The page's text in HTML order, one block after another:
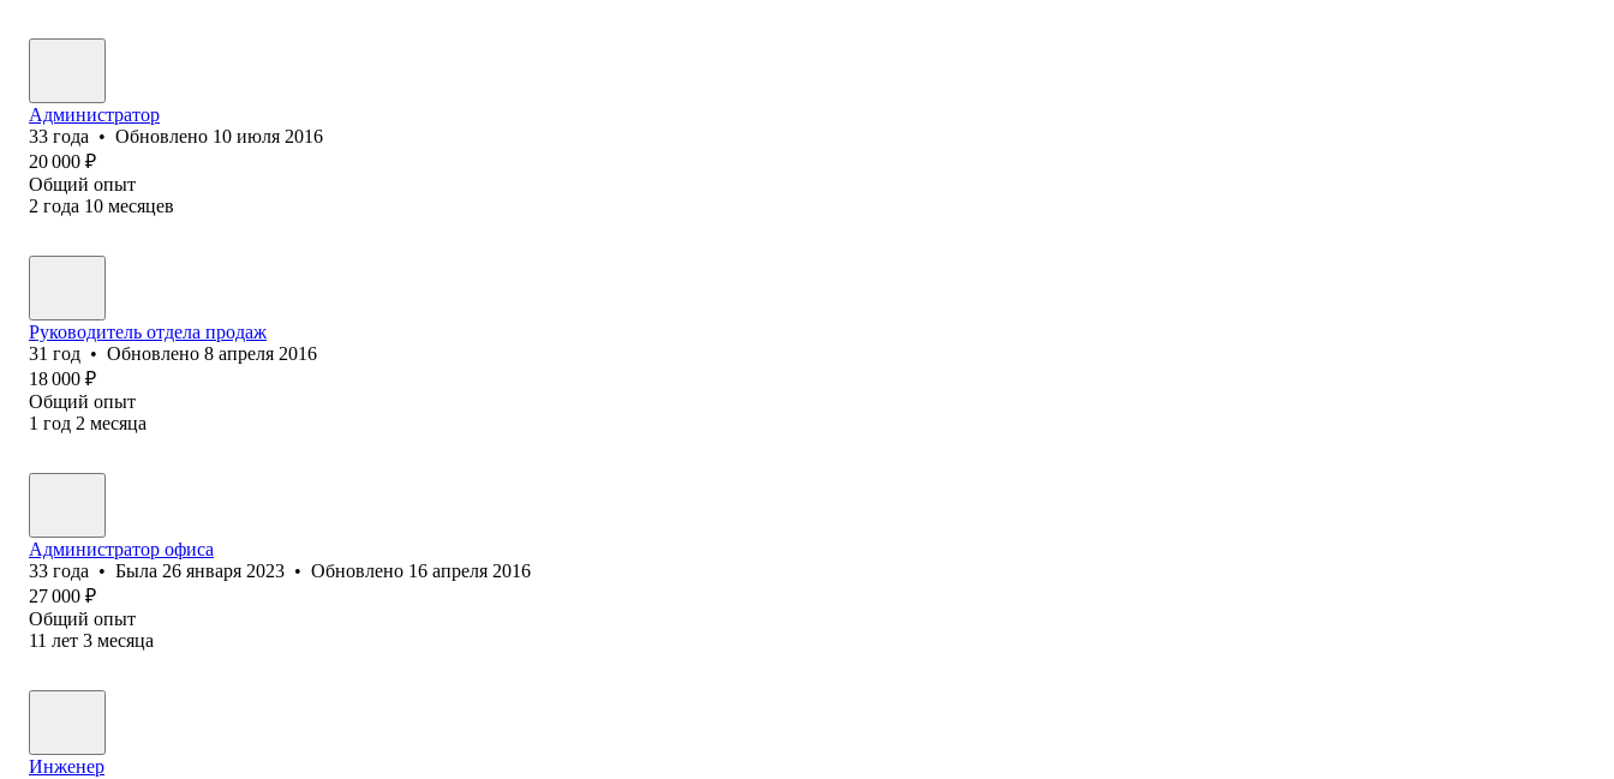
Администратор
33 года • Обновлено 10 июля 2016
20 000 ₽
Общий опыт
2 года 10 месяцев
Руководитель отдела продаж
31 год • Обновлено 8 апреля 2016
18 000 ₽
Общий опыт
1 год 2 месяца
Администратор офиса
33 года • Была 26 января 2023 • Обновлено 16 апреля 2016
27 000 ₽
Общий опыт
11 лет 3 месяца
Инженер